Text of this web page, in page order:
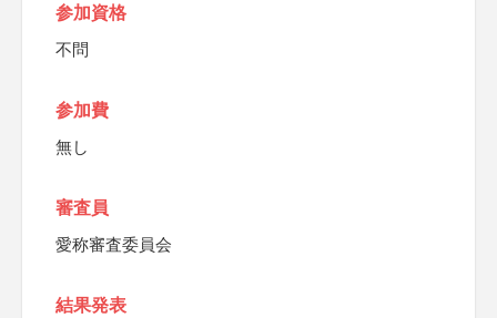
参加資格
不問
参加費
無し
審査員
愛称審査委員会
結果発表